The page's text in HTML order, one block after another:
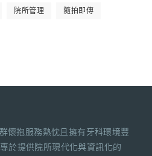
院所管理 隨拍即傳
懷抱服務熱忱且擁有牙科環境豐
於提供院所現代化與資訊化的